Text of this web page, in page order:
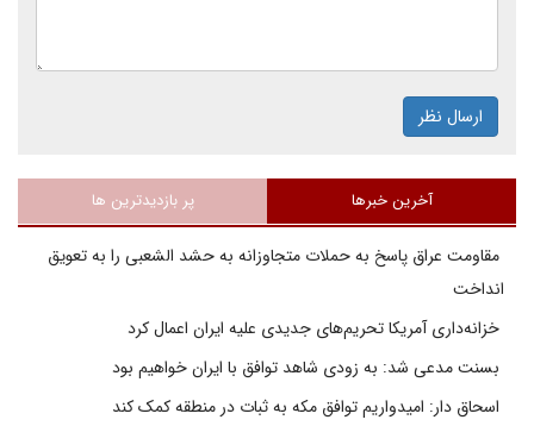
ارسال نظر
آخرین خبرها پر بازدیدترین ها
مقاومت عراق پاسخ به حملات متجاوزانه به حشد الشعبی را به تعویق
انداخت
خزانه‌داری آمریکا تحریم‌های جدیدی علیه ایران اعمال کرد
بسنت مدعی شد: به زودی شاهد توافق با ایران خواهیم بود
اسحاق دار: امیدواریم توافق مکه به ثبات در منطقه کمک کند